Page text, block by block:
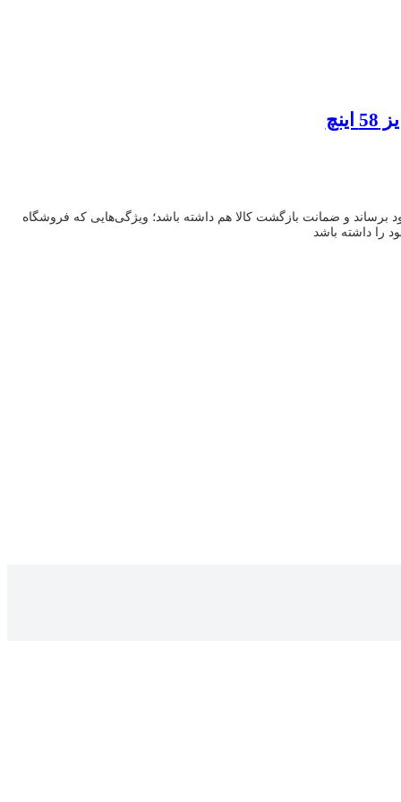
برساند و ضمانت بازگشت کالا هم داشته باشد؛ ویژگی‌هایی که فروشگاه
را داشته باشد